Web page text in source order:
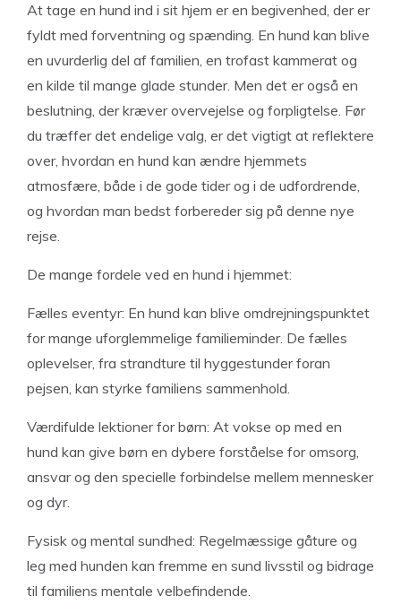
At tage en hund ind i sit hjem er en begivenhed, der er
fyldt med forventning og spænding. En hund kan blive
en uvurderlig del af familien, en trofast kammerat og
en kilde til mange glade stunder. Men det er også en
beslutning, der kræver overvejelse og forpligtelse. Før
du træffer det endelige valg, er det vigtigt at reflektere
over, hvordan en hund kan ændre hjemmets
atmosfære, både i de gode tider og i de udfordrende,
og hvordan man bedst forbereder sig på denne nye
rejse.
De mange fordele ved en hund i hjemmet:
Fælles eventyr: En hund kan blive omdrejningspunktet
for mange uforglemmelige familieminder. De fælles
oplevelser, fra strandture til hyggestunder foran
pejsen, kan styrke familiens sammenhold.
Værdifulde lektioner for børn: At vokse op med en
hund kan give børn en dybere forståelse for omsorg,
ansvar og den specielle forbindelse mellem mennesker
og dyr.
Fysisk og mental sundhed: Regelmæssige gåture og
leg med hunden kan fremme en sund livsstil og bidrage
til familiens mentale velbefindende.